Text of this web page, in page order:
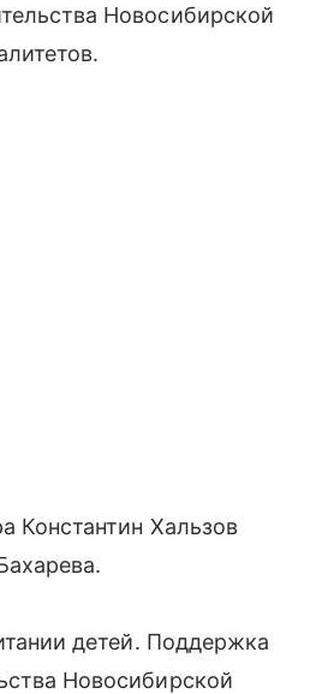
Новосибирской
Константин Хальзов
детей. Поддержка
Новосибирской